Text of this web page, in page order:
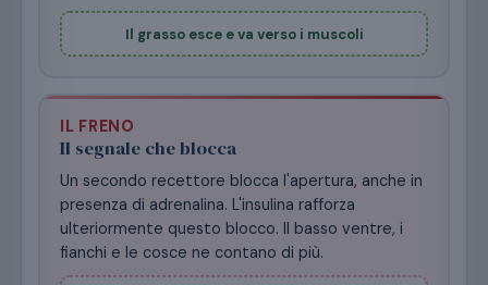
Il grasso esce e va verso i muscoli
IL FRENO
Il segnale che blocca
Un secondo recettore blocca l'apertura, anche in
presenza di adrenalina. L'insulina rafforza
ulteriormente questo blocco. Il basso ventre, i
fianchi e le cosce ne contano di più.